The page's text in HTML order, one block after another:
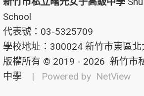
School
代表號：03-5325709
學校地址：300024 新竹市東區
版權所有 © 2019 - 2026 新竹市
中學
| Powered by NetView